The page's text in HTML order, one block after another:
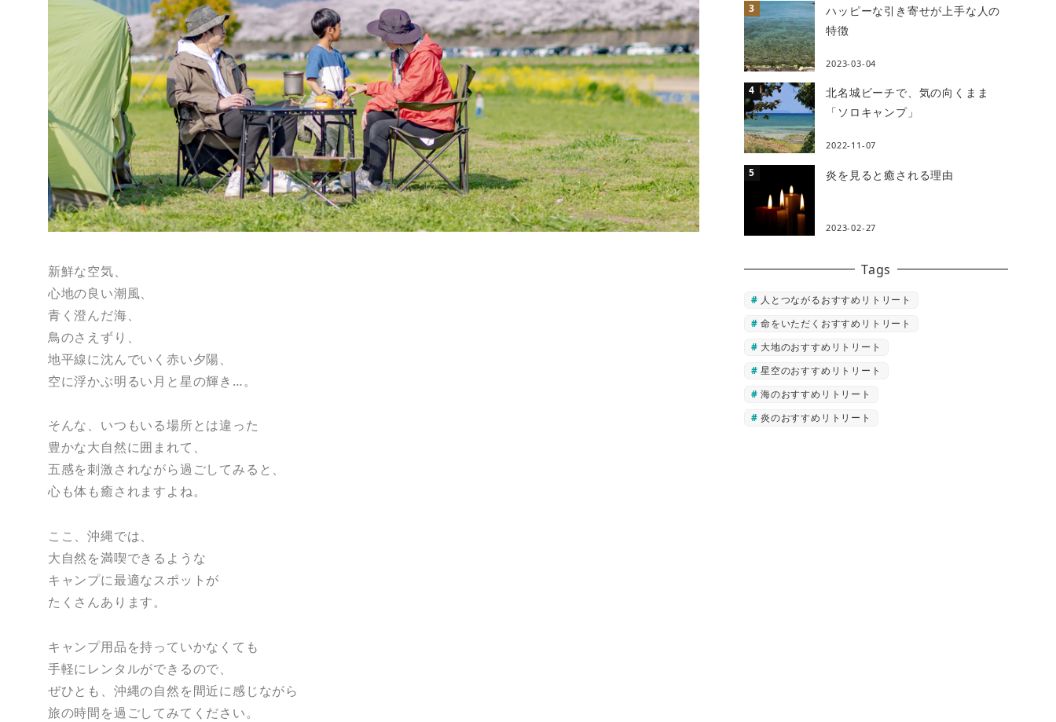
新鮮な空気、
心地の良い潮風、
青く澄んだ海、
鳥のさえずり、
地平線に沈んでいく赤い夕陽、
空に浮かぶ明るい月と星の輝き…。
そんな、いつもいる場所とは違った
豊かな大自然に囲まれて、
五感を刺激されながら過ごしてみると、
心も体も癒されますよね。
ここ、沖縄では、
大自然を満喫できるような
キャンプに最適なスポットが
たくさんあります。
キャンプ用品を持っていかなくても
手軽にレンタルができるので、
ぜひとも、沖縄の自然を間近に感じながら
旅の時間を過ごしてみてください。
ハッピーな引き寄せが上手な人の
特徴
2023-03-04
北名城ビーチで、気の向くまま
「ソロキャンプ」
2022-11-07
炎を見ると癒される理由
2023-02-27
Tags
人とつながるおすすめリトリート
命をいただくおすすめリトリート
大地のおすすめリトリート
星空のおすすめリトリート
海のおすすめリトリート
炎のおすすめリトリート